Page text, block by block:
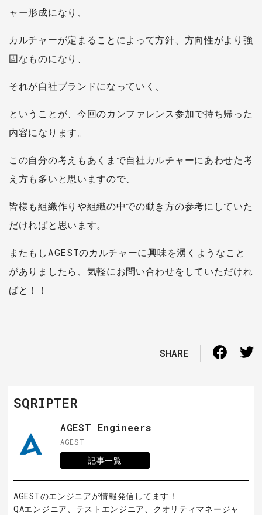
ャー形成になり、
カルチャーが定まることによって方針、方向性がより強
固なものになり、
それが自社ブランドになっていく、
ということが、今回のカンファレンス参加で持ち帰った
内容になります。
この自分の考えもあくまで自社カルチャーにあわせた考
え方も多いと思いますので、
皆様も組織作りや組織の中での動き方の参考にしていた
だければと思います。
またもしAGESTのカルチャーに興味を湧くようなこと
がありましたら、気軽にお問い合わせをしていただけれ
ばと！！
SHARE
SQRIPTER
AGEST Engineers
AGEST
記事一覧
AGESTのエンジニアが情報発信してます！
QAエンジニア、テストエンジニア、クオリティマネージャ